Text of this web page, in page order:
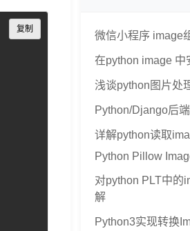
复制
Copy
微信小程序 image
在python image 中
浅谈python图片处
Python/Django后
详解python读取
Python Pillow
对python PLT中的
解
Python3实现转换